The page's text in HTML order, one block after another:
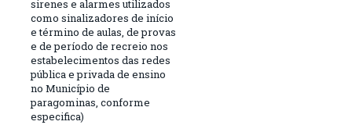
sirenes e alarmes utilizados
como sinalizadores de início
e término de aulas, de provas
e de período de recreio nos
estabelecimentos das redes
pública e privada de ensino
no Município de
paragominas, conforme
especifica)